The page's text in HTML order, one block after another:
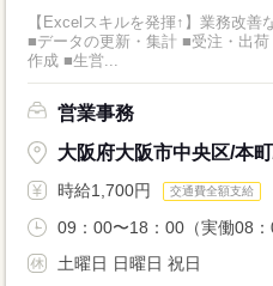
【Excelスキルを発揮↑】業務改
■データの更新・集計 ■受注・出
作成 ■生営...
営業事務
大阪府大阪市中央区/本
時給1,700円 交通費全額支給
09：00〜18：00（実働08：
土曜日 日曜日 祝日